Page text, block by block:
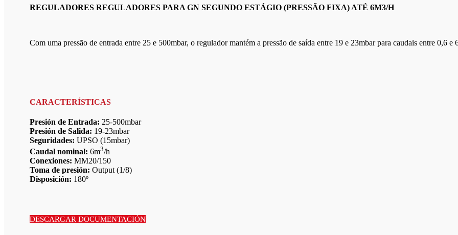
REGULADORES REGULADORES PARA GN SEGUNDO ESTÁGIO (PRESSÃO FIXA) ATÉ 6M3/H
Com uma pressão de entrada entre 25 e 500mbar, o regulador mantém a pressão de saída entre 19 e 23mbar para caudais entre 0,6 e
CARACTERÍSTICAS
Presión de Entrada: 25-500mbar
Presión de Salida: 19-23mbar
Seguridades: UPSO (15mbar)
Caudal nominal: 6m3/h
Conexiones: MM20/150
Toma de presión: Output (1/8)
Disposición: 180º
DESCARGAR DOCUMENTACIÓN